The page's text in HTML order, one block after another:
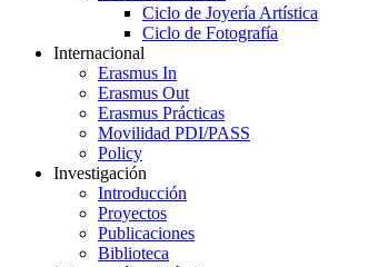
Ciclo de Joyería Artística
Ciclo de Fotografía
Internacional
Erasmus In
Erasmus Out
Erasmus Prácticas
Movilidad PDI/PASS
Policy
Investigación
Introducción
Proyectos
Publicaciones
Biblioteca